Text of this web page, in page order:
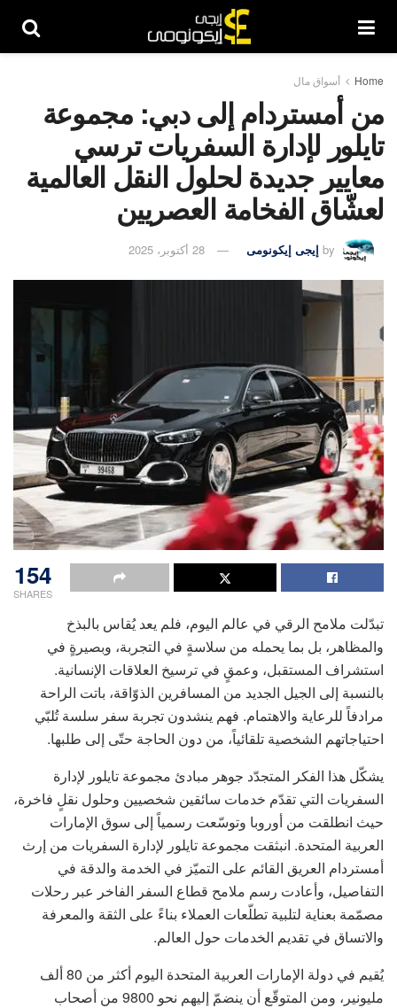
Home أسواق مال
من أمستردام إلى دبي: مجموعة
تايلور لإدارة السفريات ترسي
معايير جديدة لحلول النقل العالمية
لعشّاق الفخامة العصريين
by إيجى إيكونومى 28 أكتوبر، 2025
154
SHARES
تبدّلت ملامح الرقي في عالم اليوم، فلم يعد يُقاس بالبذخ
والمظاهر، بل بما يحمله من سلاسةٍ في التجربة، وبصيرةٍ في
استشراف المستقبل، وعمقٍ في ترسيخ العلاقات الإنسانية.
بالنسبة إلى الجيل الجديد من المسافرين الذوّاقة، باتت الراحة
مرادفاً للرعاية والاهتمام. فهم ينشدون تجربة سفر سلسة تُلبّي
احتياجاتهم الشخصية تلقائياً، من دون الحاجة حتّى إلى طلبها.
يشكّل هذا الفكر المتجدّد جوهر مبادئ مجموعة تايلور لإدارة
السفريات التي تقدّم خدمات سائقين شخصيين وحلول نقلٍ فاخرة،
حيث انطلقت من أوروبا وتوسّعت رسمياً إلى سوق الإمارات
العربية المتحدة. انبثقت مجموعة تايلور لإدارة السفريات من إرث
أمستردام العريق القائم على التميّز في الخدمة والدقة في
التفاصيل، وأعادت رسم ملامح قطاع السفر الفاخر عبر رحلات
مصمّمة بعناية لتلبية تطلّعات العملاء بناءً على الثقة والمعرفة
والاتساق في تقديم الخدمات حول العالم.
يُقيم في دولة الإمارات العربية المتحدة اليوم أكثر من 80 ألف
مليونير، ومن المتوقّع أن ينضمّ إليهم نحو 9800 من أصحاب